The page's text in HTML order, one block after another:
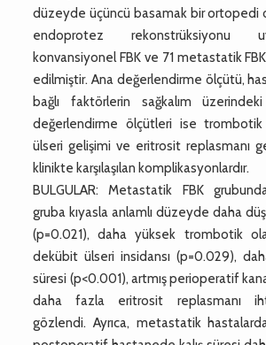
düzeyde üçüncü basamak bir ortopedi
endoprotez rekonstrüksiyonu
konvansiyonel FBK ve 71 metastatik
edilmiştir. Ana değerlendirme ölçütü,
bağlı faktörlerin sağkalım
değerlendirme ölçütleri ise
ülseri gelişimi ve eritrosit replasmanı
klinikte karşılaşılan komplikasyonlardır.
BULGULAR: Metastatik FBK
gruba kıyasla anlamlı düzeyde daha
(p=0.021), daha yüksek trombotik
dekübit ülseri insidansı (p=0.029),
süresi (p<0.001), artmış perioperatif
daha fazla eritrosit replasmanı
gözlendi. Ayrıca, metastatik